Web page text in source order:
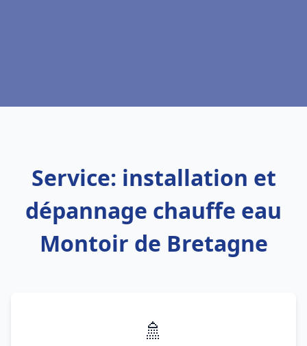
Service: installation et
dépannage chauffe eau
Montoir de Bretagne
🚿